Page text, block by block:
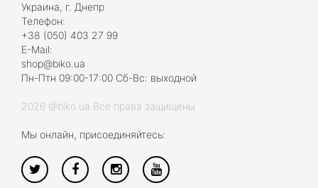
Украина, г. Днепр
Телефон:
+38 (050) 403 27 99
E-Mail:
shop@biko.ua
Пн-Птн 09:00-17:00 Сб-Вс: выходной
2026 @biko.ua Все права защищены
Мы онлайн, присоединяйтесь: